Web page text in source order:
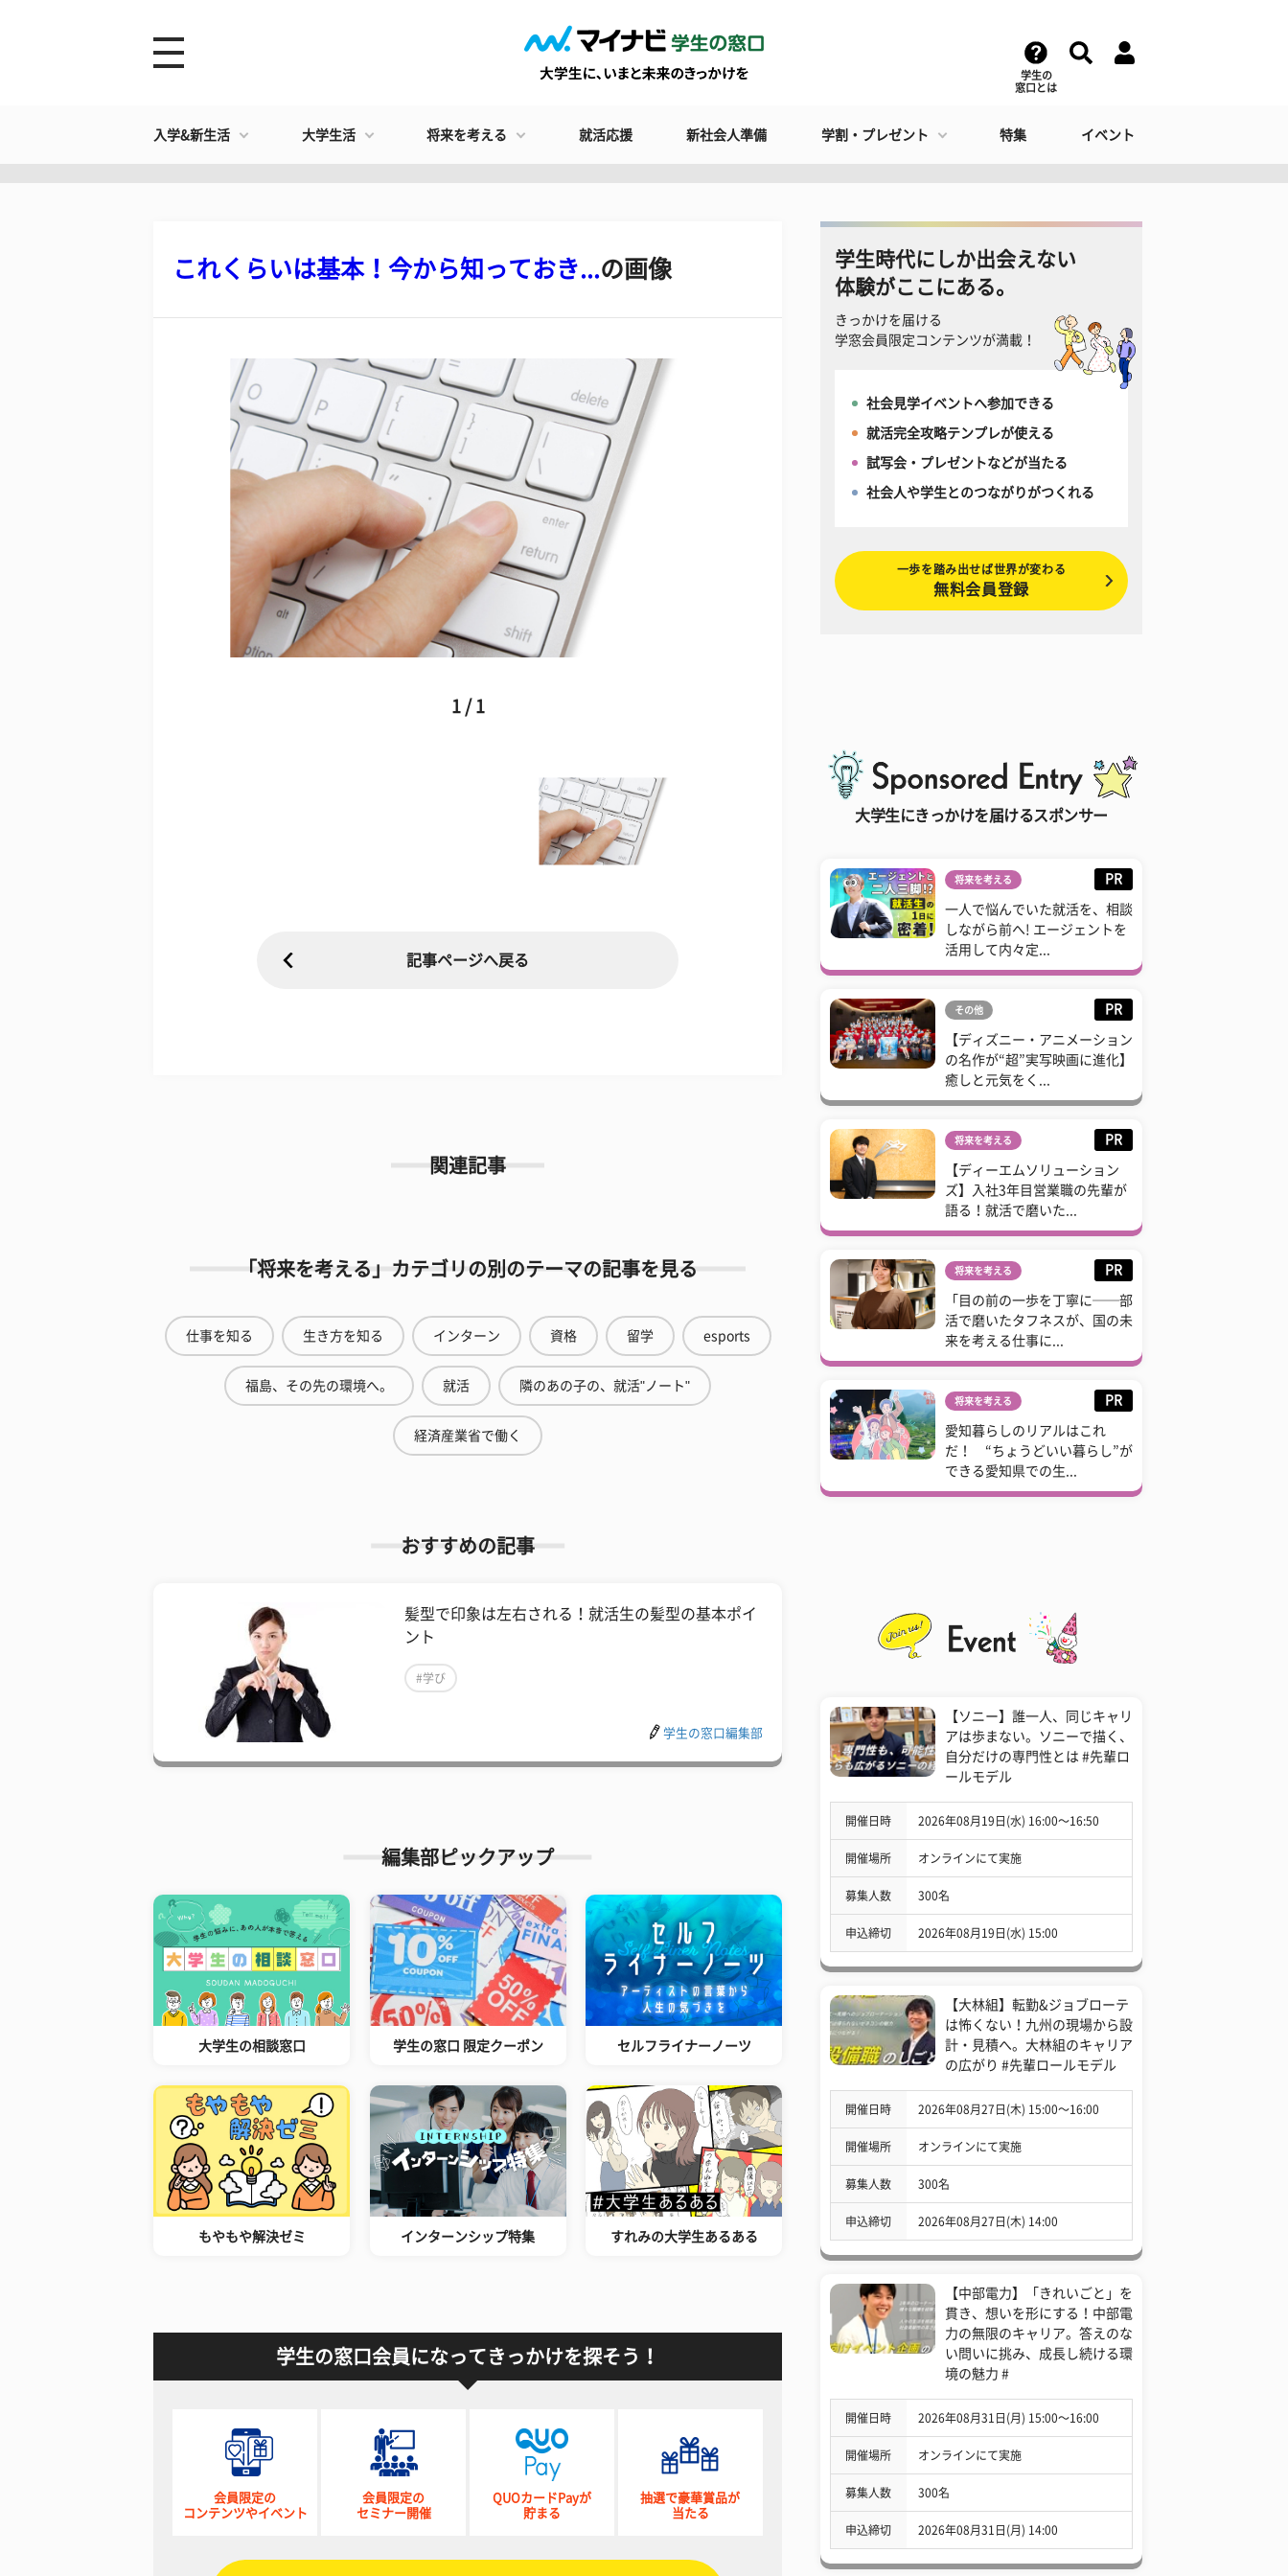
学生の
窓口とは
入学&新生活 大学生活 将来を考える 就活応援 新社会人準備 学割・プレゼント 特集 イベント
これくらいは基本！今から知っておき...の画像
1 / 1
記事ページへ戻る
関連記事
「将来を考える」カテゴリの別のテーマの記事を見る
仕事を知る 生き方を知る インターン 資格 留学 esports
福島、その先の環境へ。 就活 隣のあの子の、就活"ノート"
経済産業省で働く
おすすめの記事
髪型で印象は左右される！就活生の髪型の基本ポイ
ント
#学び
学生の窓口編集部
編集部ピックアップ
大学生の相談窓口 学生の窓口 限定クーポン セルフライナーノーツ
もやもや解決ゼミ インターンシップ特集 すれみの大学生あるある
学生の窓口会員になってきっかけを探そう！
会員限定の
コンテンツやイベント
会員限定の
セミナー開催
QUOカードPayが
貯まる
抽選で豪華賞品が
当たる
学生時代にしか出会えない
体験がここにある。
きっかけを届ける
学窓会員限定コンテンツが満載！
社会見学イベントへ参加できる
就活完全攻略テンプレが使える
試写会・プレゼントなどが当たる
社会人や学生とのつながりがつくれる
一歩を踏み出せば世界が変わる
無料会員登録
大学生にきっかけを届けるスポンサー
将来を考える PR
一人で悩んでいた就活を、相談
しながら前へ! エージェントを
活用して内々定...
その他 PR
【ディズニー・アニメーション
の名作が“超”実写映画に進化】
癒しと元気をく...
将来を考える PR
【ディーエムソリューション
ズ】入社3年目営業職の先輩が
語る！就活で磨いた...
将来を考える PR
「目の前の一歩を丁寧に──部
活で磨いたタフネスが、国の未
来を考える仕事に...
将来を考える PR
愛知暮らしのリアルはこれ
だ！ “ちょうどいい暮らし”が
できる愛知県での生...
【ソニー】誰一人、同じキャリ
アは歩まない。ソニーで描く、
自分だけの専門性とは #先輩ロ
ールモデル
開催日時 2026年08月19日(水) 16:00〜16:50
開催場所 オンラインにて実施
募集人数 300名
申込締切 2026年08月19日(水) 15:00
【大林組】転勤&ジョブローテ
は怖くない！九州の現場から設
計・見積へ。大林組のキャリア
の広がり #先輩ロールモデル
開催日時 2026年08月27日(木) 15:00〜16:00
開催場所 オンラインにて実施
募集人数 300名
申込締切 2026年08月27日(木) 14:00
【中部電力】「きれいごと」を
貫き、想いを形にする！中部電
力の無限のキャリア。答えのな
い問いに挑み、成長し続ける環
境の魅力 #
開催日時 2026年08月31日(月) 15:00〜16:00
開催場所 オンラインにて実施
募集人数 300名
申込締切 2026年08月31日(月) 14:00